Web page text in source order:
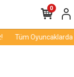
Tüm Oyuncaklarda
0